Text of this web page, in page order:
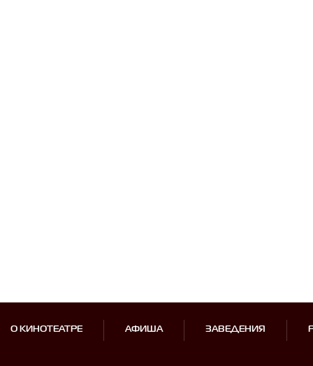
О КИНОТЕАТРЕ АФИША ЗАВЕДЕНИЯ